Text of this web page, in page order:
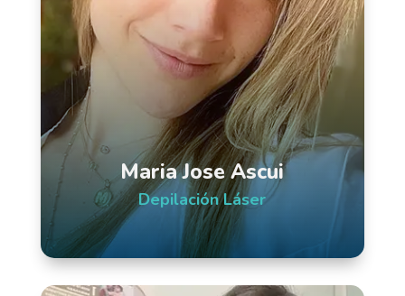
Maria Jose Ascui
Depilación Láser